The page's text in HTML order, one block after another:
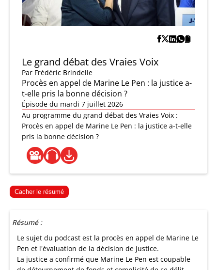
Le grand débat des Vraies Voix
Par Frédéric Brindelle
Procès en appel de Marine Le Pen : la justice a-
t-elle pris la bonne décision ?
Épisode du mardi 7 juillet 2026
Au programme du grand débat des Vraies Voix :
Procès en appel de Marine Le Pen : la justice a-t-elle
pris la bonne décision ?
Cacher le résumé
Résumé :
Le sujet du podcast est la procès en appel de Marine Le
Pen et l'évaluation de la décision de justice.
La justice a confirmé que Marine Le Pen est coupable